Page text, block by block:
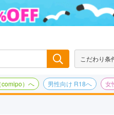
こだわり条
comipo）へ 男性向け R18へ 女